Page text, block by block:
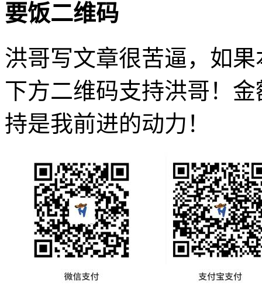
要饭二维码
洪哥写文章很苦逼，如
下方二维码支持洪哥！
持是我前进的动力！